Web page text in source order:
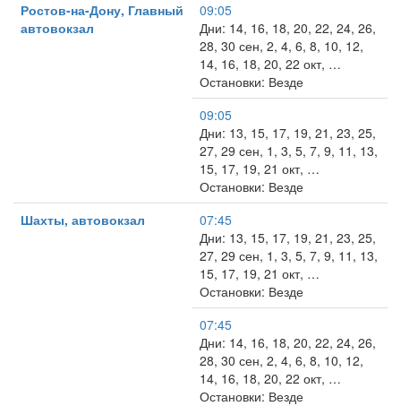
Ростов-на-Дону, Главный
автовокзал
09:05
Дни: 14, 16, 18, 20, 22, 24, 26,
28, 30 сен, 2, 4, 6, 8, 10, 12,
14, 16, 18, 20, 22 окт, …
Остановки: Везде
09:05
Дни: 13, 15, 17, 19, 21, 23, 25,
27, 29 сен, 1, 3, 5, 7, 9, 11, 13,
15, 17, 19, 21 окт, …
Остановки: Везде
Шахты, автовокзал
07:45
Дни: 13, 15, 17, 19, 21, 23, 25,
27, 29 сен, 1, 3, 5, 7, 9, 11, 13,
15, 17, 19, 21 окт, …
Остановки: Везде
07:45
Дни: 14, 16, 18, 20, 22, 24, 26,
28, 30 сен, 2, 4, 6, 8, 10, 12,
14, 16, 18, 20, 22 окт, …
Остановки: Везде